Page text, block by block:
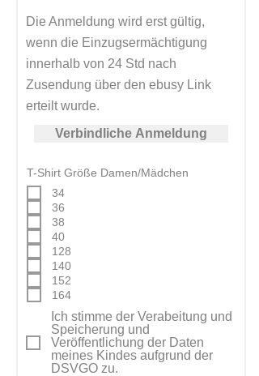
Die Anmeldung wird erst gültig,
wenn die Einzugsermächtigung
innerhalb von 24 Std nach
Zusendung über den ebusy Link
erteilt wurde.
Verbindliche Anmeldung
T-Shirt Größe Damen/Mädchen
34
36
38
40
128
140
152
164
Ich stimme der Verabeitung und
Speicherung und
Veröffentlichung der Daten
meines Kindes aufgrund der
DSVGO zu.